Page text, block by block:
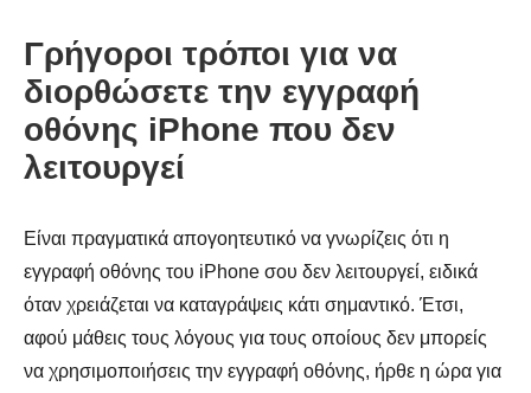
Γρήγοροι τρόποι για να
διορθώσετε την εγγραφή
οθόνης iPhone που δεν
λειτουργεί
Είναι πραγματικά απογοητευτικό να γνωρίζεις ότι η
εγγραφή οθόνης του iPhone σου δεν λειτουργεί, ειδικά
όταν χρειάζεται να καταγράψεις κάτι σημαντικό. Έτσι,
αφού μάθεις τους λόγους για τους οποίους δεν μπορείς
να χρησιμοποιήσεις την εγγραφή οθόνης, ήρθε η ώρα για